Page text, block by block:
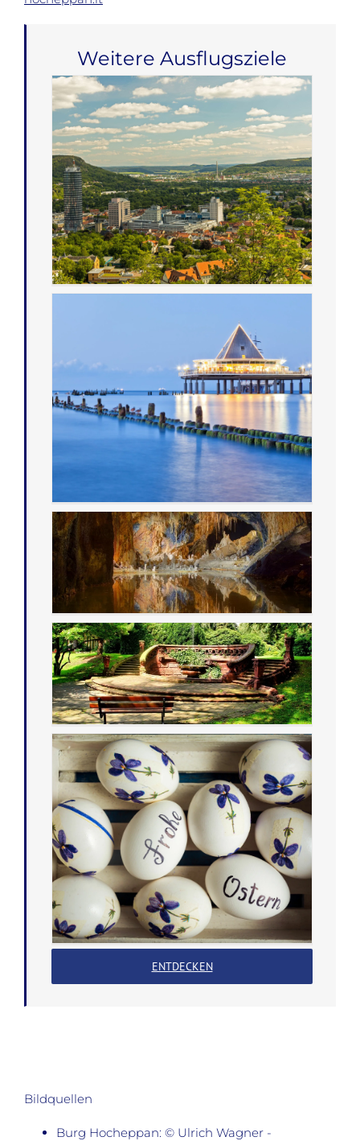
Weitere Ausflugsziele
ENTDECKEN
Bildquellen
Burg Hocheppan: © Ulrich Wagner -